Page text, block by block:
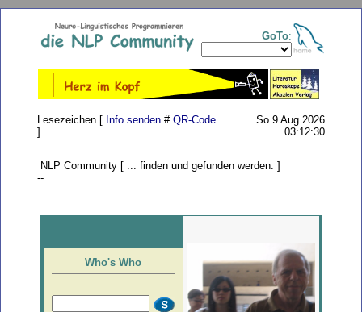
GoTo:
Lesezeichen [ Info senden # QR-Code
]
So 9 Aug 2026
03:12:30
NLP Community [ ... finden und gefunden werden. ]
--
Who's Who